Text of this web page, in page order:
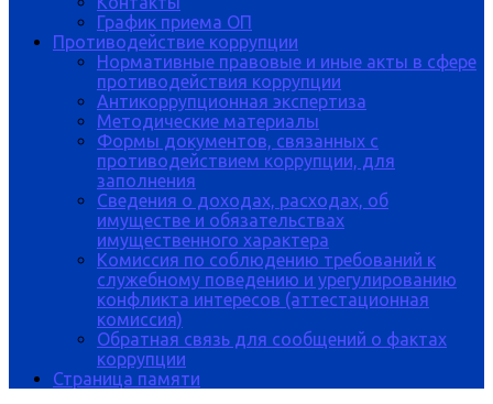
График приема ОП
Противодействие коррупции
Нормативные правовые и иные акты в сфере
противодействия коррупции
Антикоррупционная экспертиза
Методические материалы
Формы документов, связанных с
противодействием коррупции, для
заполнения
Сведения о доходах, расходах, об
имуществе и обязательствах
имущественного характера
Комиссия по соблюдению требований к
служебному поведению и урегулированию
конфликта интересов (аттестационная
комиссия)
Обратная связь для сообщений о фактах
коррупции
Страница памяти